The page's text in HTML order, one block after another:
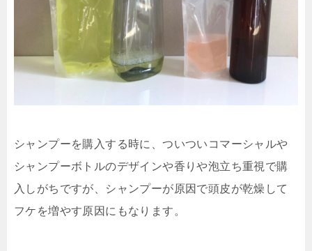
シャンプーを購入する時に、ついついコマーシャルや
シャンプーボトルのデザインや香りや泡立ち重視で購
入しがちですが、シャンプーが原因で頭皮が乾燥して
フケを増やす原因にもなります。